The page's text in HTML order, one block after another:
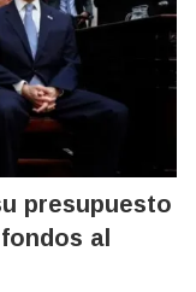
presupuesto
al